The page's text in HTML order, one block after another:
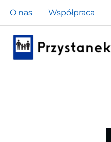
Przejdź
do
treści
O nas Współpraca